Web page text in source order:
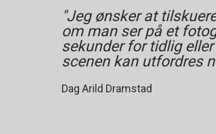
"Jeg ønsker at
om man ser på et
sekunder for tidlig
scenen kan utfordres
Dag Arild Dramstad